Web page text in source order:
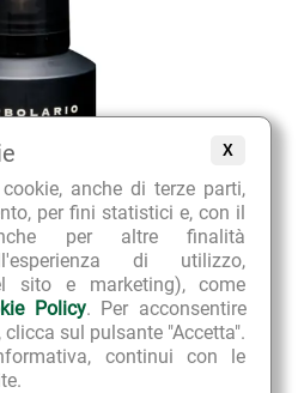
X
anche di terze parti,
per fini statistici e, con il
per altre finalità
di utilizzo,
sito e marketing), come
Policy. Per acconsentire
sul pulsante "Accetta".
continui con le